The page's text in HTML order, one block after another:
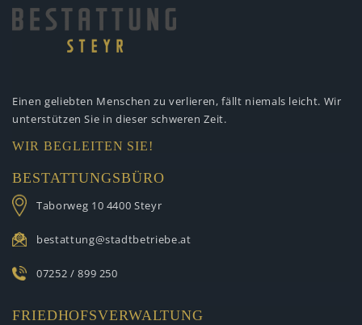
Einen geliebten Menschen zu verlieren, fällt niemals leicht. Wir
unterstützen Sie in dieser schweren Zeit.
WIR BEGLEITEN SIE!
BESTATTUNGSBÜRO
Taborweg 10 4400 Steyr
bestattung@stadtbetriebe.at
07252 / 899 250
FRIEDHOFSVERWALTUNG